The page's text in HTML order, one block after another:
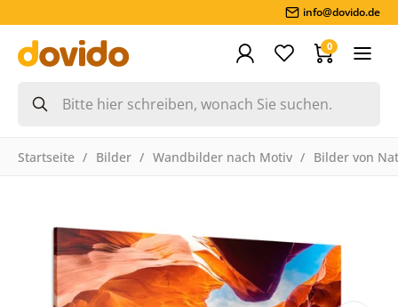
info@dovido.de
0
Startseite Bilder Wandbilder nach Motiv Bilder von